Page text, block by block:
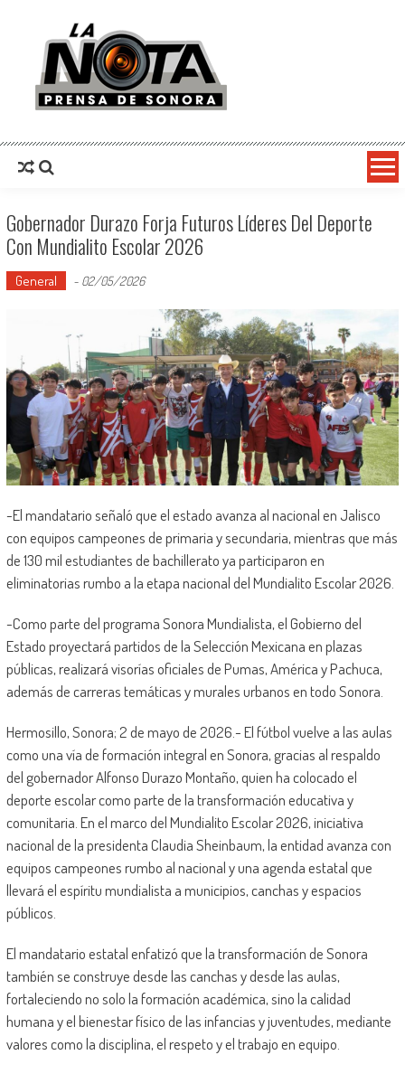
La Nota Prensa De Sonora
Gobernador Durazo Forja Futuros Líderes Del Deporte
Con Mundialito Escolar 2026
General - 02/05/2026
-El mandatario señaló que el estado avanza al nacional en Jalisco
con equipos campeones de primaria y secundaria, mientras que más
de 130 mil estudiantes de bachillerato ya participaron en
eliminatorias rumbo a la etapa nacional del Mundialito Escolar 2026.
-Como parte del programa Sonora Mundialista, el Gobierno del
Estado proyectará partidos de la Selección Mexicana en plazas
públicas, realizará visorías oficiales de Pumas, América y Pachuca,
además de carreras temáticas y murales urbanos en todo Sonora.
Hermosillo, Sonora; 2 de mayo de 2026.- El fútbol vuelve a las aulas
como una vía de formación integral en Sonora, gracias al respaldo
del gobernador Alfonso Durazo Montaño, quien ha colocado el
deporte escolar como parte de la transformación educativa y
comunitaria. En el marco del Mundialito Escolar 2026, iniciativa
nacional de la presidenta Claudia Sheinbaum, la entidad avanza con
equipos campeones rumbo al nacional y una agenda estatal que
llevará el espíritu mundialista a municipios, canchas y espacios
públicos.
El mandatario estatal enfatizó que la transformación de Sonora
también se construye desde las canchas y desde las aulas,
fortaleciendo no solo la formación académica, sino la calidad
humana y el bienestar físico de las infancias y juventudes, mediante
valores como la disciplina, el respeto y el trabajo en equipo.